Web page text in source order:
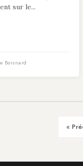
sur le...
Boisnard
«